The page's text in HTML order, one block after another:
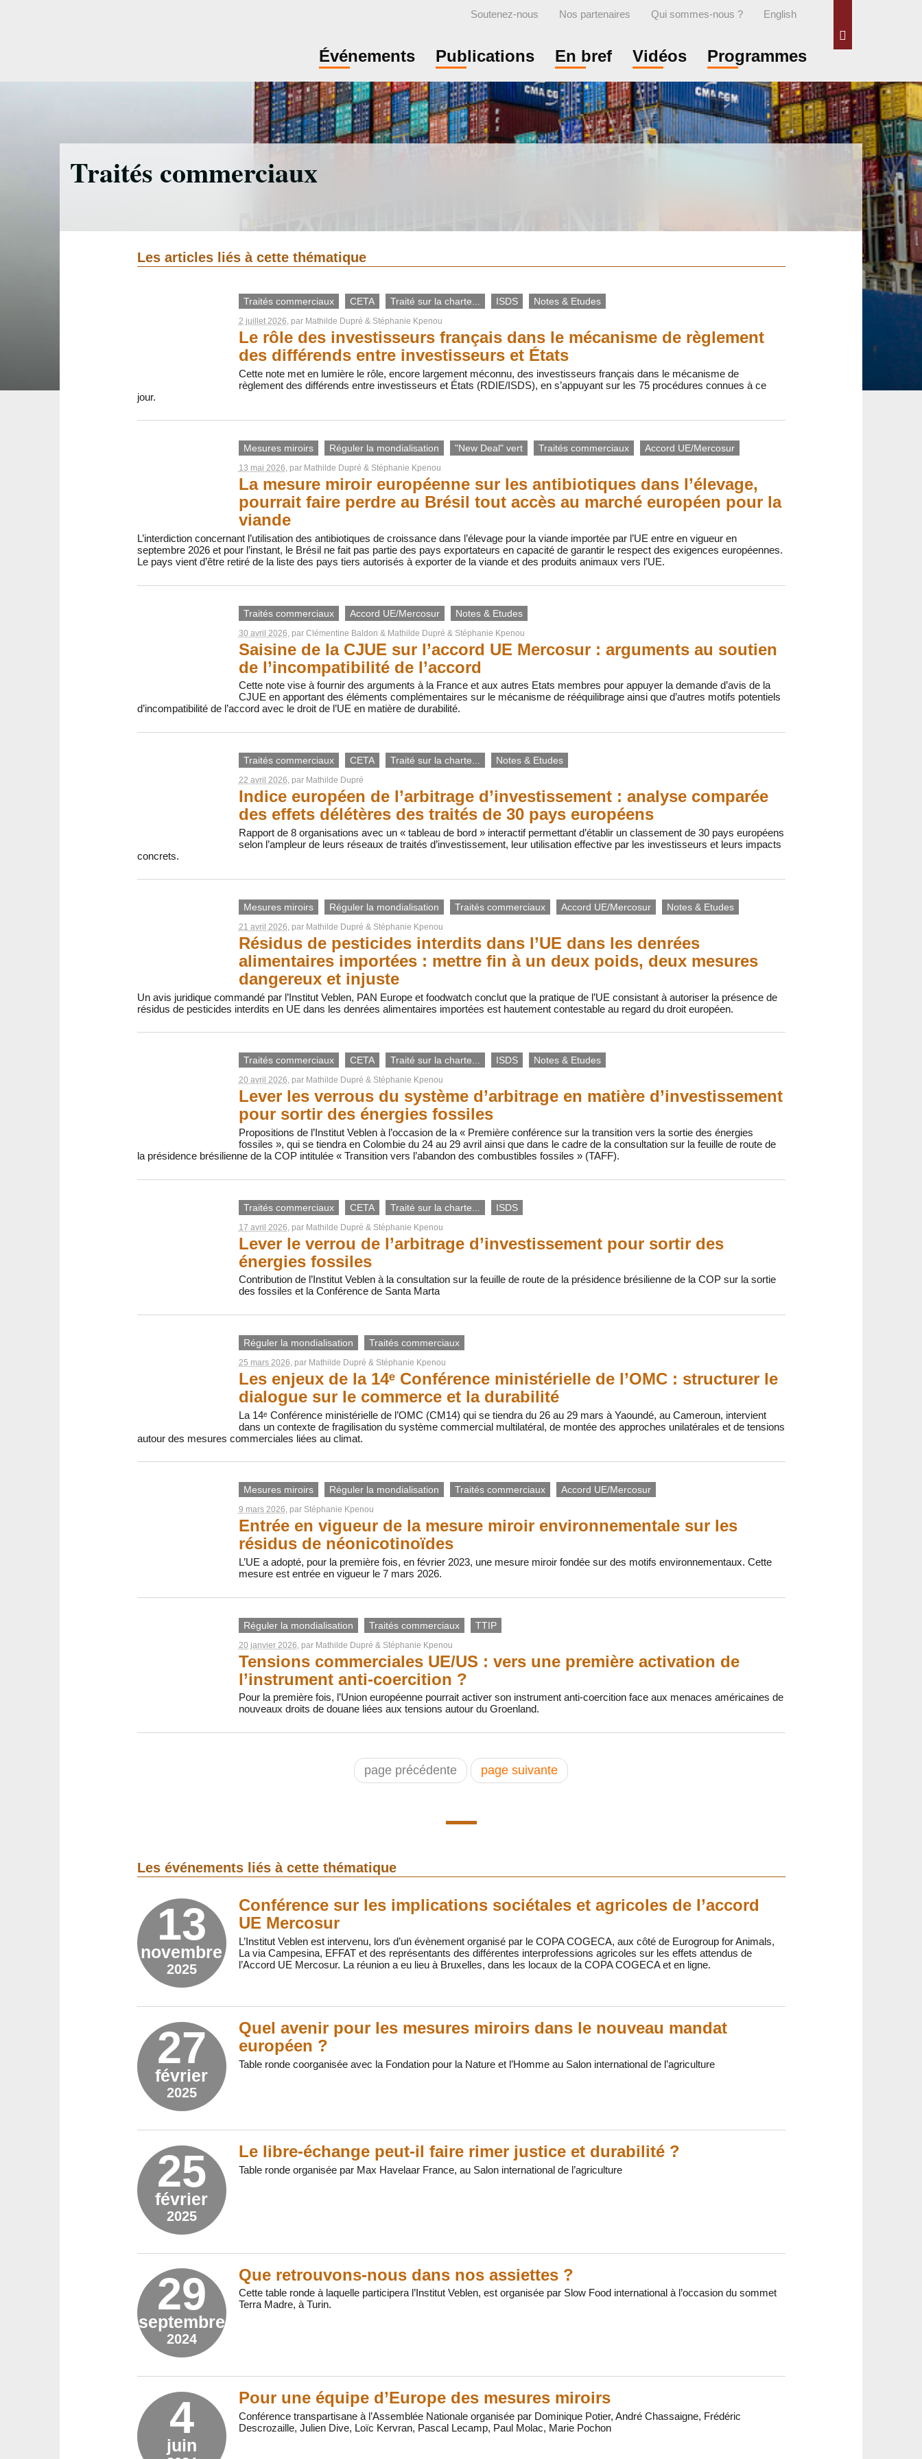
Soutenez-nous Nos partenaires Qui sommes-nous ? English
Événements Publications En bref Vidéos Programmes
Traités commerciaux
Les articles liés à cette thématique
Traités commerciaux CETA Traité sur la charte... ISDS Notes & Etudes
2 juillet 2026, par Mathilde Dupré & Stéphanie Kpenou
Le rôle des investisseurs français dans le mécanisme de règlement
des différends entre investisseurs et États
Cette note met en lumière le rôle, encore largement méconnu, des investisseurs français dans le mécanisme de
règlement des différends entre investisseurs et États (RDIE/ISDS), en s’appuyant sur les 75 procédures connues à ce
jour.
Mesures miroirs Réguler la mondialisation "New Deal" vert Traités commerciaux Accord UE/Mercosur
13 mai 2026, par Mathilde Dupré & Stéphanie Kpenou
La mesure miroir européenne sur les antibiotiques dans l’élevage,
pourrait faire perdre au Brésil tout accès au marché européen pour la
viande
L’interdiction concernant l’utilisation des antibiotiques de croissance dans l’élevage pour la viande importée par l’UE entre en vigueur en
septembre 2026 et pour l’instant, le Brésil ne fait pas partie des pays exportateurs en capacité de garantir le respect des exigences européennes.
Le pays vient d’être retiré de la liste des pays tiers autorisés à exporter de la viande et des produits animaux vers l’UE.
Traités commerciaux Accord UE/Mercosur Notes & Etudes
30 avril 2026 , par Clémentine Baldon & Mathilde Dupré & Stéphanie Kpenou
Saisine de la CJUE sur l’accord UE Mercosur : arguments au soutien
de l’incompatibilité de l’accord
Cette note vise à fournir des arguments à la France et aux autres Etats membres pour appuyer la demande d’avis de la
CJUE en apportant des éléments complémentaires sur le mécanisme de rééquilibrage ainsi que d’autres motifs potentiels
d’incompatibilité de l’accord avec le droit de l’UE en matière de durabilité.
Traités commerciaux CETA Traité sur la charte... Notes & Etudes
22 avril 2026, par Mathilde Dupré
Indice européen de l’arbitrage d’investissement : analyse comparée
des effets délétères des traités de 30 pays européens
Rapport de 8 organisations avec un « tableau de bord » interactif permettant d’établir un classement de 30 pays européens
selon l’ampleur de leurs réseaux de traités d’investissement, leur utilisation effective par les investisseurs et leurs impacts
concrets.
Mesures miroirs Réguler la mondialisation Traités commerciaux Accord UE/Mercosur Notes & Etudes
21 avril 2026, par Mathilde Dupré & Stéphanie Kpenou
Résidus de pesticides interdits dans l’UE dans les denrées
alimentaires importées : mettre fin à un deux poids, deux mesures
dangereux et injuste
Un avis juridique commandé par l’Institut Veblen, PAN Europe et foodwatch conclut que la pratique de l’UE consistant à autoriser la présence de
résidus de pesticides interdits en UE dans les denrées alimentaires importées est hautement contestable au regard du droit européen.
Traités commerciaux CETA Traité sur la charte... ISDS Notes & Etudes
20 avril 2026, par Mathilde Dupré & Stéphanie Kpenou
Lever les verrous du système d’arbitrage en matière d’investissement
pour sortir des énergies fossiles
Propositions de l’Institut Veblen à l’occasion de la « Première conférence sur la transition vers la sortie des énergies
fossiles », qui se tiendra en Colombie du 24 au 29 avril ainsi que dans le cadre de la consultation sur la feuille de route de
la présidence brésilienne de la COP intitulée « Transition vers l’abandon des combustibles fossiles » (TAFF).
Traités commerciaux CETA Traité sur la charte... ISDS
17 avril 2026 , par Mathilde Dupré & Stéphanie Kpenou
Lever le verrou de l’arbitrage d’investissement pour sortir des
énergies fossiles
Contribution de l’Institut Veblen à la consultation sur la feuille de route de la présidence brésilienne de la COP sur la sortie
des fossiles et la Conférence de Santa Marta
Réguler la mondialisation Traités commerciaux
25 mars 2026, par Mathilde Dupré & Stéphanie Kpenou
Les enjeux de la 14ᵉ Conférence ministérielle de l’OMC : structurer le
dialogue sur le commerce et la durabilité
La 14ᵉ Conférence ministérielle de l’OMC (CM14) qui se tiendra du 26 au 29 mars à Yaoundé, au Cameroun, intervient
dans un contexte de fragilisation du système commercial multilatéral, de montée des approches unilatérales et de tensions
autour des mesures commerciales liées au climat.
Mesures miroirs Réguler la mondialisation Traités commerciaux Accord UE/Mercosur
9 mars 2026, par Stéphanie Kpenou
Entrée en vigueur de la mesure miroir environnementale sur les
résidus de néonicotinoïdes
L’UE a adopté, pour la première fois, en février 2023, une mesure miroir fondée sur des motifs environnementaux. Cette
mesure est entrée en vigueur le 7 mars 2026.
Réguler la mondialisation Traités commerciaux TTIP
20 janvier 2026 , par Mathilde Dupré & Stéphanie Kpenou
Tensions commerciales UE/US : vers une première activation de
l’instrument anti-coercition ?
Pour la première fois, l’Union européenne pourrait activer son instrument anti‑coercition face aux menaces américaines de
nouveaux droits de douane liées aux tensions autour du Groenland.
page précédente page suivante
Les événements liés à cette thématique
13
novembre
2025
Conférence sur les implications sociétales et agricoles de l’accord
UE Mercosur
L’Institut Veblen est intervenu, lors d’un évènement organisé par le COPA COGECA, aux côté de Eurogroup for Animals,
La via Campesina, EFFAT et des représentants des différentes interprofessions agricoles sur les effets attendus de
l’Accord UE Mercosur. La réunion a eu lieu à Bruxelles, dans les locaux de la COPA COGECA et en ligne.
27
février
2025
Quel avenir pour les mesures miroirs dans le nouveau mandat
européen ?
Table ronde coorganisée avec la Fondation pour la Nature et l’Homme au Salon international de l’agriculture
25
février
2025
Le libre-échange peut-il faire rimer justice et durabilité ?
Table ronde organisée par Max Havelaar France, au Salon international de l’agriculture
29
septembre
2024
Que retrouvons-nous dans nos assiettes ?
Cette table ronde à laquelle participera l’Institut Veblen, est organisée par Slow Food international à l’occasion du sommet
Terra Madre, à Turin.
4
juin
Pour une équipe d’Europe des mesures miroirs
Conférence transpartisane à l’Assemblée Nationale organisée par Dominique Potier, André Chassaigne, Frédéric
Descrozaille, Julien Dive, Loïc Kervran, Pascal Lecamp, Paul Molac, Marie Pochon